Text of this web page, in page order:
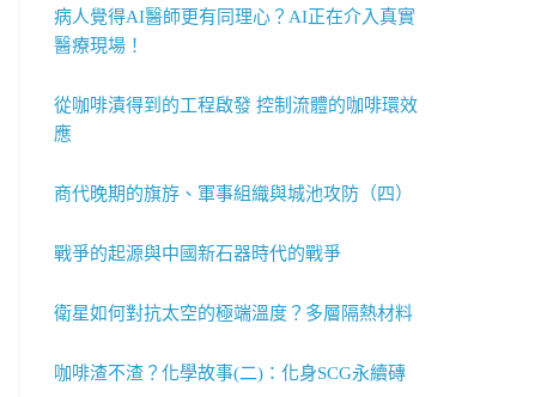
病人覺得AI醫師更有同理心？AI正在介入真實
醫療現場！
從咖啡漬得到的工程啟發 控制流體的咖啡環效
應
商代晚期的旗斿、軍事組織與城池攻防（四）
戰爭的起源與中國新石器時代的戰爭
衛星如何對抗太空的極端溫度？多層隔熱材料
咖啡渣不渣？化學故事(二)：化身SCG永續磚